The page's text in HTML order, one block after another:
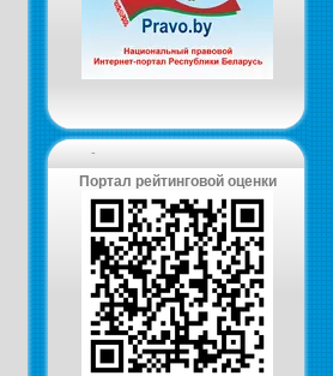
-
Портал рейтинговой оценки